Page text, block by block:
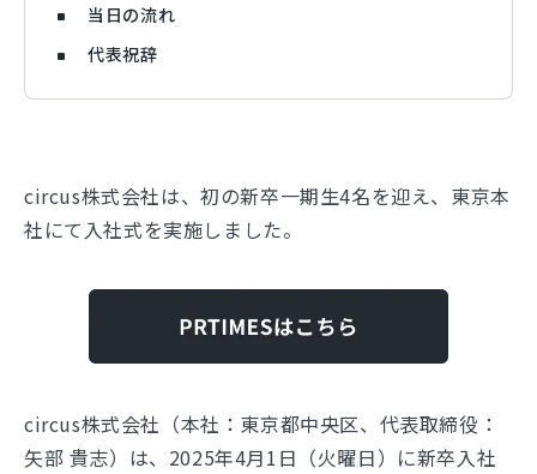
当日の流れ
代表祝辞
circus株式会社は、初の新卒一期生4名を迎え、東京本
社にて入社式を実施しました。
circus株式会社（本社：東京都中央区、代表取締役：
矢部 貴志）は、2025年4月1日（火曜日）に新卒入社